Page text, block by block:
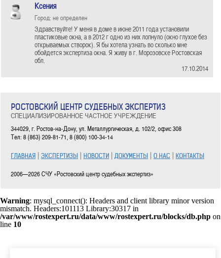
Ксения
Город: не определен
Здравствуйте! У меня в доме в июне 2011 года установили
пластиковые окна, а в 2012 г одно из них лопнуло (окно глухое без
открываемых створок). Я бы хотела узнать во сколько мне
обойдется экспертиза окна. Я живу в г. Морозовске Ростовская
обл.
17.10.2014
РОСТОВСКИЙ ЦЕНТР СУДЕБНЫХ ЭКСПЕРТИЗ
СПЕЦИАЛИЗИРОВАННОЕ ЧАСТНОЕ УЧРЕЖДЕНИЕ
344029, г. Ростов-на-Дону, ул. Металлургическая, д. 102/2, офис 308
Тел: 8 (863) 209-81-71, 8 (800) 100-34-14
ГЛАВНАЯ | ЭКСПЕРТИЗЫ | НОВОСТИ | ДОКУМЕНТЫ | О НАС | КОНТАКТЫ
2006—2026 СЧУ «Ростовский центр судебных экспертиз»
Warning: mysql_connect(): Headers and client library minor version
mismatch. Headers:101113 Library:30317 in
/var/www/rostexpert.ru/data/www/rostexpert.ru/blocks/db.php on
line 10